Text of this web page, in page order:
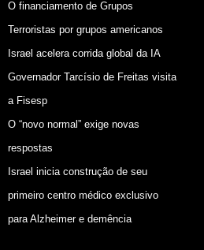
O financiamento de Grupos
Terroristas por grupos americanos
Israel acelera corrida global da IA
Governador Tarcísio de Freitas visita
a Fisesp
O “novo normal” exige novas
respostas
Israel inicia construção de seu
primeiro centro médico exclusivo
para Alzheimer e demência